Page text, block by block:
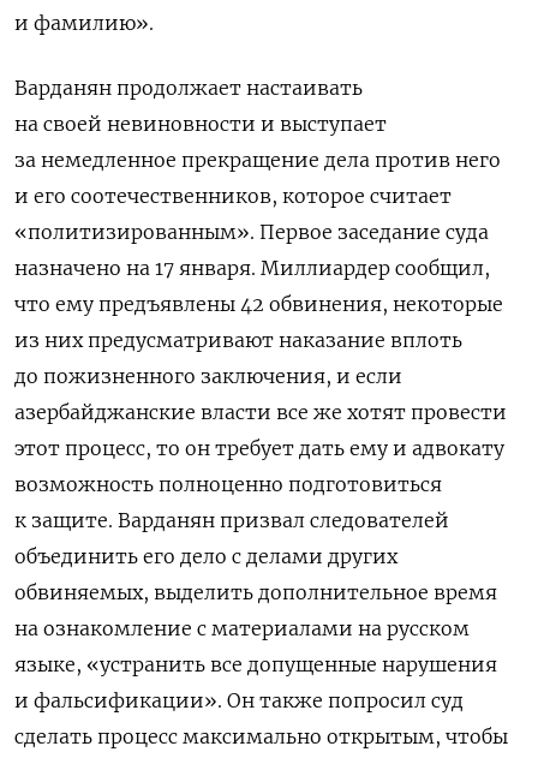
и фамилию».
Варданян продолжает настаивать
на своей невиновности и выступает
за немедленное прекращение дела против него
и его соотечественников, которое считает
«политизированным». Первое заседание суда
назначено на 17 января. Миллиардер сообщил,
что ему предъявлены 42 обвинения, некоторые
из них предусматривают наказание вплоть
до пожизненного заключения, и если
азербайджанские власти все же хотят провести
этот процесс, то он требует дать ему и адвокату
возможность полноценно подготовиться
к защите. Варданян призвал следователей
объединить его дело с делами других
обвиняемых, выделить дополнительное время
на ознакомление с материалами на русском
языке, «устранить все допущенные нарушения
и фальсификации». Он также попросил суд
сделать процесс максимально открытым, чтобы